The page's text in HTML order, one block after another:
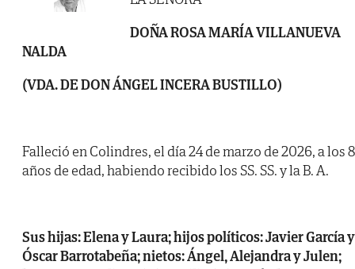
DOÑA ROSA MARÍA VILLANUEVA
NALDA
(VDA. DE DON ÁNGEL INCERA BUSTILLO)
Falleció en Colindres, el día 24 de marzo de 2026, a los
años de edad, habiendo recibido los SS. SS. y la B. A.
Sus hijas: Elena y Laura; hijos políticos: Javier García y
Óscar Barrotabeña; nietos: Ángel, Alejandra y Julen;